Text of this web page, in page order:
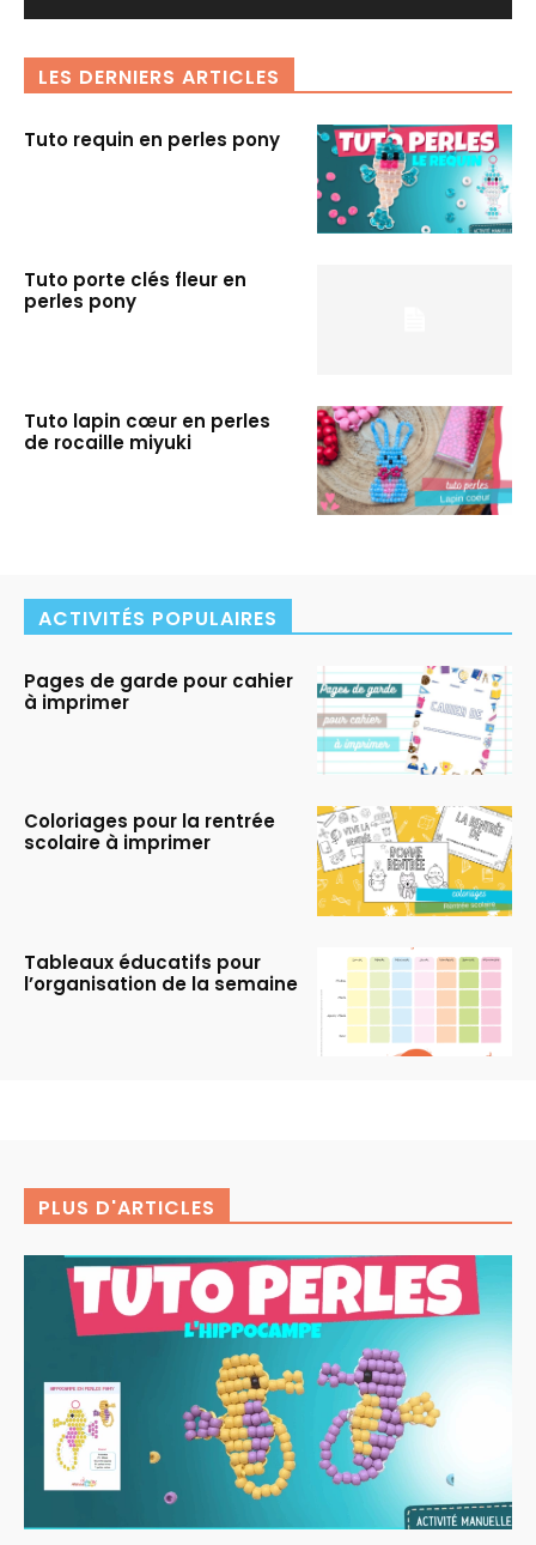
LES DERNIERS ARTICLES
Tuto requin en perles pony
Tuto porte clés fleur en
perles pony
Tuto lapin cœur en perles
de rocaille miyuki
ACTIVITÉS POPULAIRES
Pages de garde pour cahier
à imprimer
Coloriages pour la rentrée
scolaire à imprimer
Tableaux éducatifs pour
l’organisation de la semaine
PLUS D'ARTICLES